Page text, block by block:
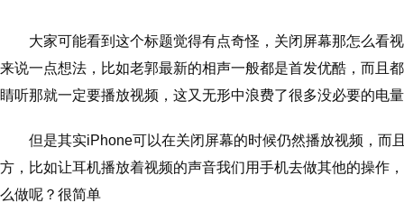
大家可能看到这个标题觉得有点奇怪，关闭屏幕那怎么看
来说一点想法，比如老郭最新的相声一般都是首发优酷，而且
睛听那就一定要播放视频，这又无形中浪费了很多没必要的电
但是其实iPhone可以在关闭屏幕的时候仍然播放视频，而
方，比如让耳机播放着视频的声音我们用手机去做其他的操作
么做呢？很简单